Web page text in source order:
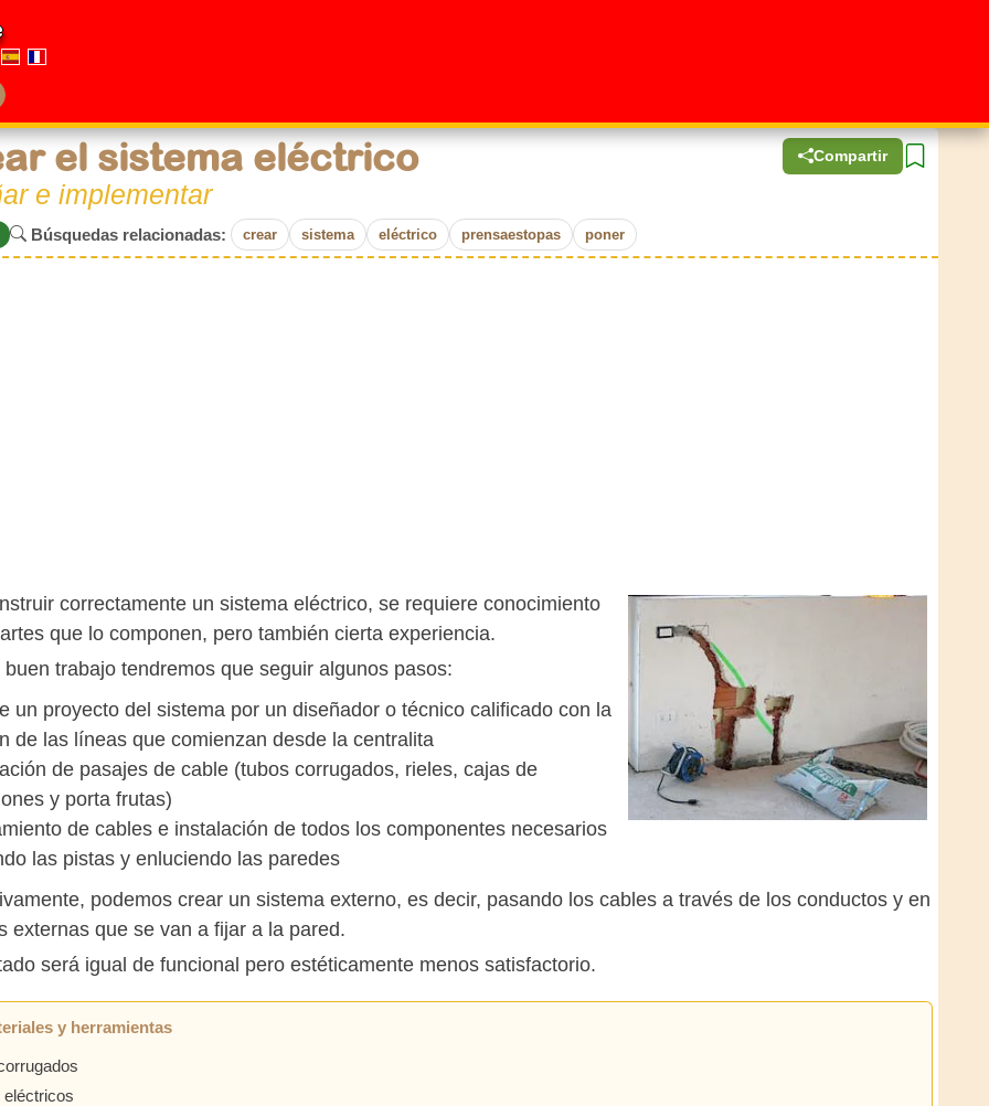
Compartir
el sistema eléctrico
e implementar
Búsquedas relacionadas: crear sistema eléctrico prensaestopas poner
correctamente un sistema eléctrico, se requiere conocimiento
que lo componen, pero también cierta experiencia.
trabajo tendremos que seguir algunos pasos:
un proyecto del sistema por un diseñador o técnico calificado con la
de las líneas que comienzan desde la centralita
de pasajes de cable (tubos corrugados, rieles, cajas de
y porta frutas)
de cables e instalación de todos los componentes necesarios
las pistas y enluciendo las paredes
podemos crear un sistema externo, es decir, pasando los cables a través de los conductos y en
externas que se van a fijar a la pared.
será igual de funcional pero estéticamente menos satisfactorio.
y herramientas